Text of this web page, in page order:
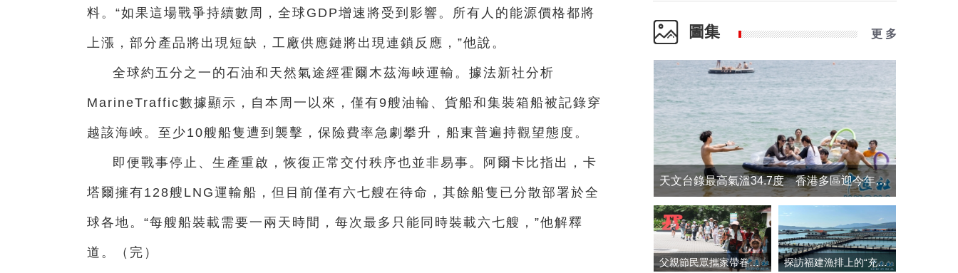
料。“如果這場戰爭持續數周，全球GDP增速將受到影響。所有人的能源價格都將
上漲，部分產品將出現短缺，工廠供應鏈將出現連鎖反應，”他說。
全球約五分之一的石油和天然氣途經霍爾木茲海峽運輸。據法新社分析
MarineTraffic數據顯示，自本周一以來，僅有9艘油輪、貨船和集裝箱船被記錄穿
越該海峽。至少10艘船隻遭到襲擊，保險費率急劇攀升，船東普遍持觀望態度。
即便戰事停止、生產重啟，恢復正常交付秩序也並非易事。阿爾卡比指出，卡
塔爾擁有128艘LNG運輸船，但目前僅有六七艘在待命，其餘船隻已分散部署於全
球各地。“每艘船裝載需要一兩天時間，每次最多只能同時裝載六七艘，”他解釋
道。（完）
圖集 更 多
天文台錄最高氣溫34.7度 香港多區迎今年最熱一天
父親節民眾攜家帶眷出遊 探訪福建漁排上的“充電寶”